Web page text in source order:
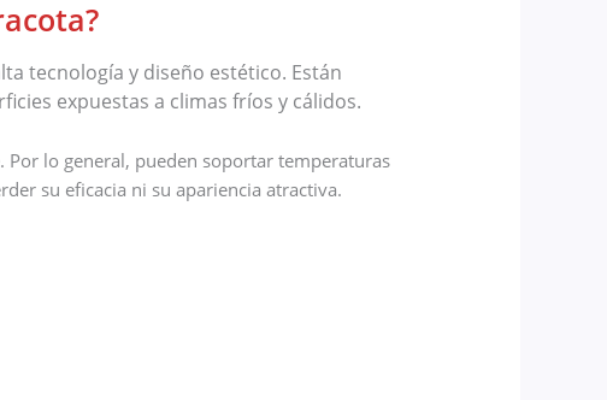
tecnología y diseño estético. Están
expuestas a climas fríos y cálidos.
lo general, pueden soportar temperaturas
su eficacia ni su apariencia atractiva.